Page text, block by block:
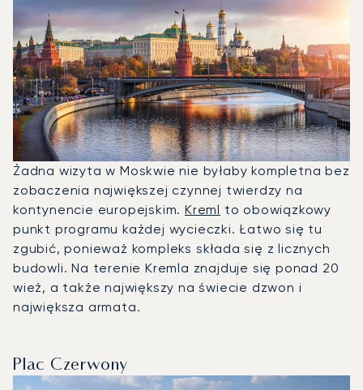
Żadna wizyta w Moskwie nie byłaby kompletna bez
zobaczenia największej czynnej twierdzy na
kontynencie europejskim.Kreml to obowiązkowy
punkt programu każdej wycieczki. Łatwo się tu
zgubić, ponieważ kompleks składa się z licznych
budowli. Na terenie Kremla znajduje się ponad 20
wież, a także największy na świecie dzwon i
największa armata.
Plac Czerwony